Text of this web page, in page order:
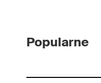
Popularne